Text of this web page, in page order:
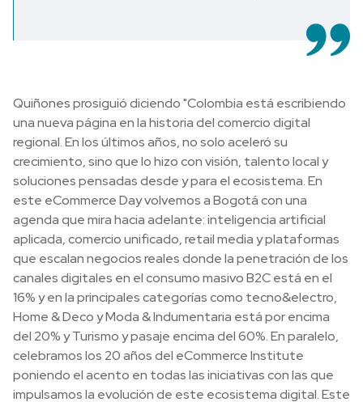
Quiñones prosiguió diciendo "Colombia está escribiendo
una nueva página en la historia del comercio digital
regional. En los últimos años, no solo aceleró su
crecimiento, sino que lo hizo con visión, talento local y
soluciones pensadas desde y para el ecosistema. En
este eCommerce Day volvemos a Bogotá con una
agenda que mira hacia adelante: inteligencia artificial
aplicada, comercio unificado, retail media y plataformas
que escalan negocios reales donde la penetración de los
canales digitales en el consumo masivo B2C está en el
16% y en la principales categorías como tecno&electro,
Home & Deco y Moda & Indumentaria está por encima
del 20% y Turismo y pasaje encima del 60%. En paralelo,
celebramos los 20 años del eCommerce Institute
poniendo el acento en todas las iniciativas con las que
impulsamos la evolución de este ecosistema digital. Este